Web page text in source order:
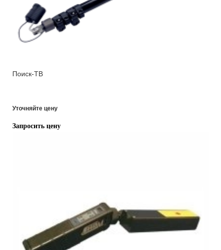
Поиск-ТВ
Уточняйте цену
Запросить цену